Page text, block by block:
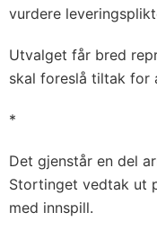
vurdere
Utvalget får bred
skal foreslå tiltak for
*
Det gjenstår en del
Stortinget vedtak ut
med innspill.